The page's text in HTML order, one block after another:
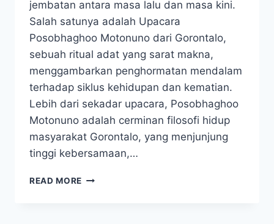
jembatan antara masa lalu dan masa kini.
Salah satunya adalah Upacara
Posobhaghoo Motonuno dari Gorontalo,
sebuah ritual adat yang sarat makna,
menggambarkan penghormatan mendalam
terhadap siklus kehidupan dan kematian.
Lebih dari sekadar upacara, Posobhaghoo
Motonuno adalah cerminan filosofi hidup
masyarakat Gorontalo, yang menjunjung
tinggi kebersamaan,…
READ MORE POSOBHAGHOO